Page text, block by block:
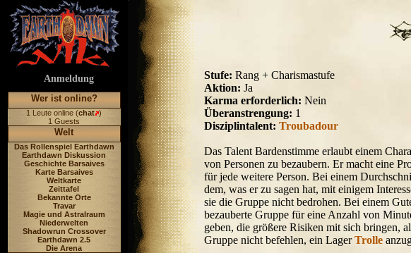
Anmeldung
Wer ist online?
1 Leute online (chat )
1 Guests
Welt
Das Rollenspiel Earthdawn
Earthdawn Diskussion
Geschichte Barsaives
Karte Barsaives
Weltkarte
Zeittafel
Bekannte Orte
Travar
Magie und Astralraum
Niederwelten
Shadowrun Crossover
Earthdawn 2.5
Die Arena
Stufe: Rang + Charismastufe
Aktion: Ja
Karma erforderlich: Nein
Überanstrengung: 1
Disziplintalent: Troubadour
Das Talent Bardenstimme erlaubt einem
von Personen zu bezaubern. Er macht eine
für jede weitere Person. Bei einem
dem, was er zu sagen hat, mit einigem
sie die Gruppe nicht bedrohen. Bei einem
bezauberte Gruppe für eine Anzahl von
geben, die größere Risiken mit sich bringen,
Gruppe nicht befehlen, ein LagerTrolle